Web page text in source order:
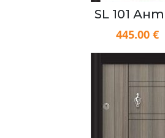
SL 101
445.00 €